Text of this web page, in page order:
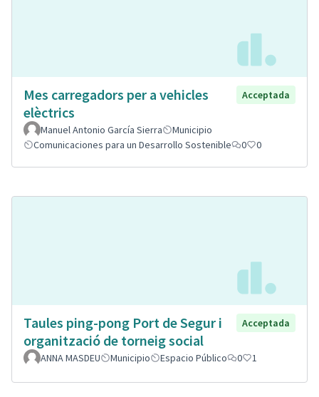
Mes carregadors per a vehicles
elèctrics
Acceptada
Manuel Antonio García Sierra
Municipio
Comunicaciones para un Desarrollo Sostenible
0 0
Taules ping-pong Port de Segur i
organització de torneig social
Acceptada
ANNA MASDEU Municipio Espacio Público 0 1